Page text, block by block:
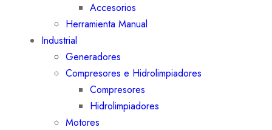
Accesorios
Herramienta Manual
Industrial
Generadores
Compresores e Hidrolimpiadores
Compresores
Hidrolimpiadores
Motores